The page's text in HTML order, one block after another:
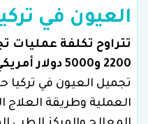
العيون في
تتراوح تكلفة عمليات
2200 و5000 دولار أمريكي
تجميل العيون في
العملية وطريقة العلاج